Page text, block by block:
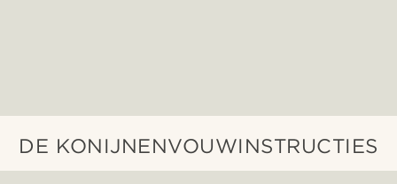
DE KONIJNENVOUWINSTRUCTIES